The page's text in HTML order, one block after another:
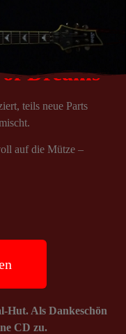
Dreams
teils neue Parts
auf die Mütze –
Hut. Als Dankeschön
CD zu.